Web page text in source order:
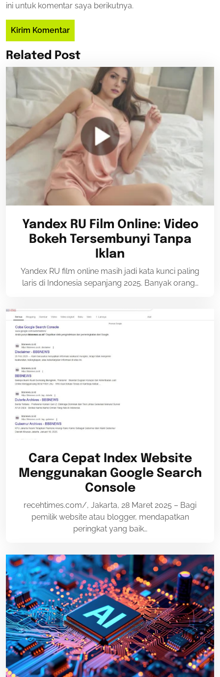
ini untuk komentar saya berikutnya.
Related Post
Yandex RU Film Online: Video
Bokeh Tersembunyi Tanpa
Iklan
Yandex RU film online masih jadi kata kunci paling
laris di Indonesia sepanjang 2025. Banyak orang…
Cara Cepat Index Website
Menggunakan Google Search
Console
recehtimes.com/, Jakarta, 28 Maret 2025 – Bagi
pemilik website atau blogger, mendapatkan
peringkat yang baik…